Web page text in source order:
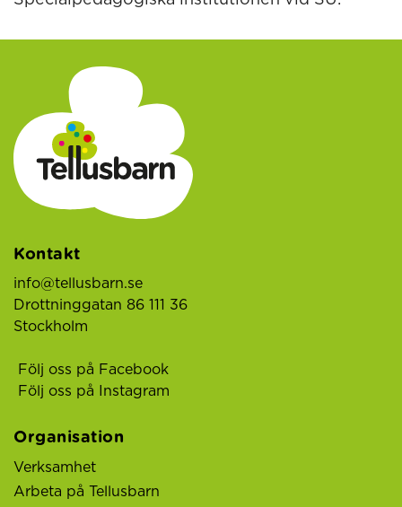
Kontakt
info@tellusbarn.se
Drottninggatan 86 111 36
Stockholm
Följ oss på Facebook
Följ oss på Instagram
Organisation
Verksamhet
Arbeta på Tellusbarn